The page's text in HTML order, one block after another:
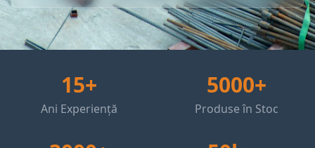
15+
Ani Experiență
5000+
Produse în Stoc